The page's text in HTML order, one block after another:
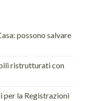
possono salvare
ristrutturati con
per la Registrazioni